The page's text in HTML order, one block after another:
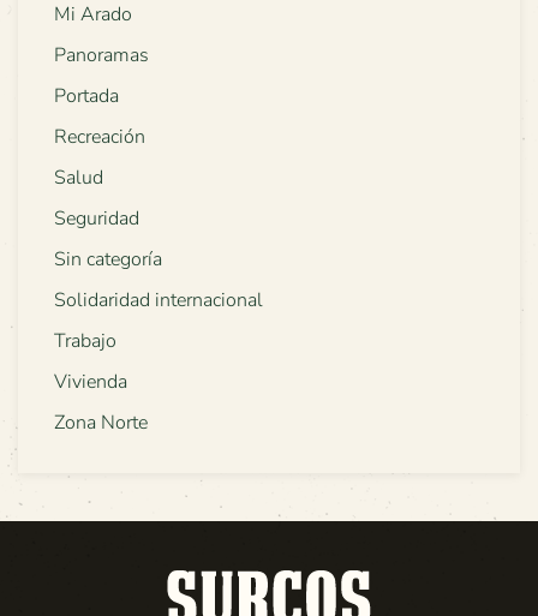
Mi Arado
Panoramas
Portada
Recreación
Salud
Seguridad
Sin categoría
Solidaridad internacional
Trabajo
Vivienda
Zona Norte